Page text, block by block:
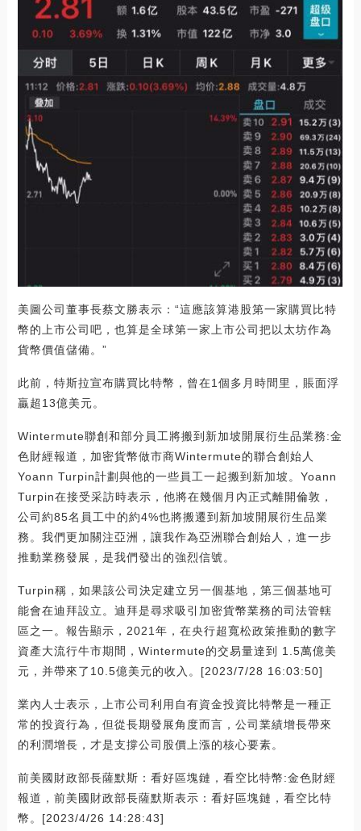
美圖公司董事長蔡文勝表示：“這應該算港股第一家購買比特
幣的上市公司吧，也算是全球第一家上市公司把以太坊作為
貨幣價值儲備。”
此前，特斯拉宣布購買比特幣，曾在1個多月時間里，賬面浮
贏超13億美元。
Wintermute聯創和部分員工將搬到新加坡開展衍生品業務:金
色財經報道，加密貨幣做市商Wintermute的聯合創始人
Yoann Turpin計劃與他的一些員工一起搬到新加坡。Yoann
Turpin在接受采訪時表示，他將在幾個月內正式離開倫敦，
公司約85名員工中的約4%也將搬遷到新加坡開展衍生品業
務。我們更加關注亞洲，讓我作為亞洲聯合創始人，進一步
推動業務發展，是我們發出的強烈信號。
Turpin稱，如果該公司決定建立另一個基地，第三個基地可
能會在迪拜設立。迪拜是尋求吸引加密貨幣業務的司法管轄
區之一。報告顯示，2021年，在央行超寬松政策推動的數字
資產大流行牛市期間，Wintermute的交易量達到 1.5萬億美
元，并帶來了10.5億美元的收入。[2023/7/28 16:03:50]
業內人士表示，上市公司利用自有資金投資比特幣是一種正
常的投資行為，但從長期發展角度而言，公司業績增長帶來
的利潤增長，才是支撐公司股價上漲的核心要素。
前美國財政部長薩默斯：看好區塊鏈，看空比特幣:金色財經
報道，前美國財政部長薩默斯表示：看好區塊鏈，看空比特
幣。[2023/4/26 14:28:43]